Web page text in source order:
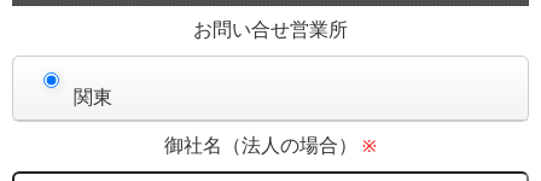
お問い合せ営業所
関東
御社名（法人の場合） ※